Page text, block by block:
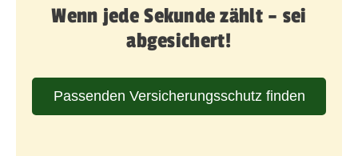
Wenn jede Sekunde zählt – sei
abgesichert!
Passenden Versicherungsschutz finden